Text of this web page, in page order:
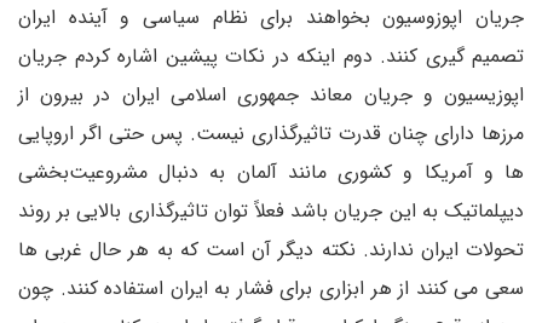
جریان اپوزوسیون بخواهند برای نظام سیاسی و آینده ایران
تصمیم گیری کنند. دوم اینکه در نکات پیشین اشاره کردم جریان
اپوزیسیون و جریان معاند جمهوری اسلامی ایران در بیرون از
مرزها دارای چنان قدرت تاثیرگذاری نیست. پس حتی اگر اروپایی
ها و آمریکا و کشوری مانند آلمان به دنبال مشروعیت‌بخشی
دیپلماتیک به این جریان باشد فعلاً توان تاثیرگذاری بالایی بر روند
تحولات ایران ندارند. نکته دیگر آن است که به هر حال غربی ها
سعی می کنند از هر ابزاری برای فشار به ایران استفاده کنند. چون